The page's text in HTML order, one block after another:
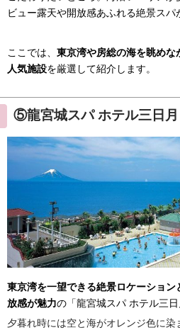
ビュー露天や開放感あふれる絶景スパ
ここでは、 東京湾や房総の海を眺めな
人気施設を厳選して紹介します。
⑤龍宮城スパ ホテル三日月
東京湾を一望できる絶景ロケーション
放感が魅力の「龍宮城スパ ホテル三日
夕暮れ時には空と海がオレンジ色に